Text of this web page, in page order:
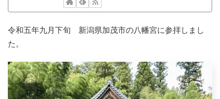
令和五年九月下旬 新潟県加茂市の八幡宮に参拝しまし
た。